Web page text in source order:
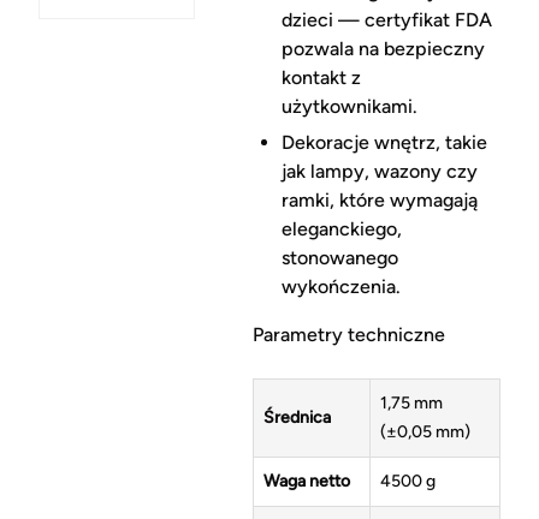
dzieci — certyfikat FDA
pozwala na bezpieczny
kontakt z
użytkownikami.
Dekoracje wnętrz, takie
jak lampy, wazony czy
ramki, które wymagają
eleganckiego,
stonowanego
wykończenia.
Parametry techniczne
Średnica
1,75 mm
(±0,05 mm)
Waga netto 4500 g